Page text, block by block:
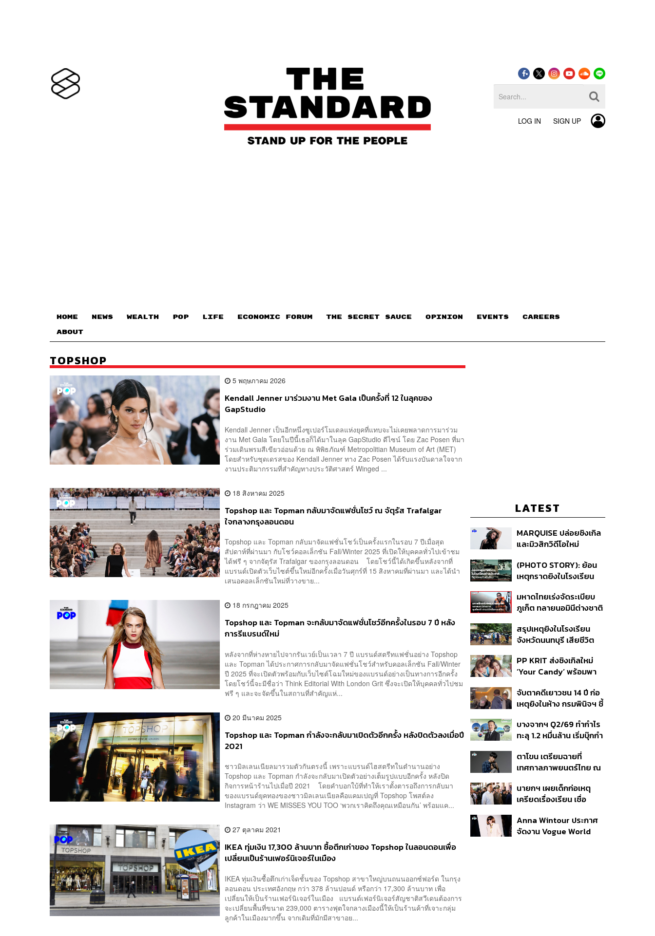
LOG IN SIGN UP
HOME NEWS WEALTH POP LIFE ECONOMIC FORUM THE SECRET SAUCE​ OPINION EVENTS CAREERS
ABOUT
TOPSHOP
5 พฤษภาคม 2026
Kendall Jenner มาร่วมงาน Met Gala เป็นครั้งที่ 12 ในลุคของ
GapStudio
Kendall Jenner เป็นอีกหนึ่งซูเปอร์โมเดลแห่งยุคที่แทบจะไม่เคยพลาดการมาร่วม
งาน Met Gala โดยในปีนี้เธอก็ได้มาในลุค GapStudio ดีไซน์ โดย Zac Posen ที่มา
ร่วมเดินพรมสีเขียวอ่อนด้วย ณ พิพิธภัณฑ์ Metropolitian Museum of Art (MET)
โดยสำหรับชุดเดรสของ Kendall Jenner ทาง Zac Posen ได้รับแรงบันดาลใจจาก
งานประติมากรรมที่สำคัญทางประวัติศาสตร์ Winged ...
18 สิงหาคม 2025
Topshop และ Topman กลับมาจัดแฟชั่นโชว์ ณ จัตุรัส Trafalgar
ใจกลางกรุงลอนดอน
Topshop และ Topman กลับมาจัดแฟชั่นโชว์เป็นครั้งแรกในรอบ 7 ปีเมื่อสุด
สัปดาห์ที่ผ่านมา กับโชว์คอลเล็กชัน Fall/Winter 2025 ที่เปิดให้บุคคลทั่วไปเข้าชม
ได้ฟรี ๆ จากจัตุรัส Trafalgar ของกรุงลอนดอน โดยโชว์นี้ได้เกิดขึ้นหลังจากที่
แบรนด์เปิดตัวเว็บไซต์ขึ้นใหม่อีกครั้งเมื่อวันศุกร์ที่ 15 สิงหาคมที่ผ่านมา และได้นำ
เสนอคอลเล็กชันใหม่ที่วางขาย...
18 กรกฎาคม 2025
Topshop และ Topman จะกลับมาจัดแฟชั่นโชว์อีกครั้งในรอบ 7 ปี หลัง
การรีแบรนด์ใหม่
หลังจากที่ห่างหายไปจากรันเวย์เป็นเวลา 7 ปี แบรนด์สตรีทแฟชั่นอย่าง Topshop
และ Topman ได้ประกาศการกลับมาจัดแฟชั่นโชว์สำหรับคอลเล็กชัน Fall/Winter
ปี 2025 ที่จะเปิดตัวพร้อมกับเว็บไซต์โฉมใหม่ของแบรนด์อย่างเป็นทางการอีกครั้ง
โดยโชว์นี้จะมีชื่อว่า Think Editorial With London Grit ซึ่งจะเปิดให้บุคคลทั่วไปชม
ฟรี ๆ และจะจัดขึ้นในสถานที่สำคัญแห่...
20 มีนาคม 2025
Topshop และ Topman กำลังจะกลับมาเปิดตัวอีกครั้ง หลังปิดตัวลงเมื่อปี
2021
ชาวมิลเลนเนียลมารวมตัวกันตรงนี้ เพราะแบรนด์ไฮสตรีทในตำนานอย่าง
Topshop และ Topman กำลังจะกลับมาเปิดตัวอย่างเต็มรูปแบบอีกครั้ง หลังปิด
กิจการหน้าร้านไปเมื่อปี 2021 โดยคำบอกใบ้ที่ทำให้เราตั้งตารอถึงการกลับมา
ของแบรนด์ยุคทองของชาวมิลเลนเนียลคือแคมเปญที่ Topshop โพสต์ลง
Instagram ว่า WE MISSES YOU TOO ‘พวกเราคิดถึงคุณเหมือนกัน’ พร้อมแค...
27 ตุลาคม 2021
IKEA ทุ่มเงิน 17,300 ล้านบาท ซื้อตึกเก่าของ Topshop ในลอนดอนเพื่อ
เปลี่ยนเป็นร้านเฟอร์นิเจอร์ในเมือง
IKEA ทุ่มเงินซื้อตึกเก่าเจ็ดชั้นของ Topshop สาขาใหญ่บนถนนออกซ์ฟอร์ด ในกรุง
ลอนดอน ประเทศอังกฤษ กว่า 378 ล้านปอนด์ หรือกว่า 17,300 ล้านบาท เพื่อ
เปลี่ยนให้เป็นร้านเฟอร์นิเจอร์ในเมือง แบรนด์เฟอร์นิเจอร์สัญชาติสวีเดนต้องการ
จะเปลี่ยนพื้นที่ขนาด 239,000 ตารางฟุตใจกลางเมืองนี้ให้เป็นร้านค้าที่เจาะกลุ่ม
ลูกค้าในเมืองมากขึ้น จากเดิมที่มักมีสาขาอย...
LATEST
MARQUISE ปล่อยซิงเกิล
และมิวสิกวิดีโอใหม่
สัมพันธ์สุด Toxic
(PHOTO STORY): ย้อน
เหตุกราดยิงในโรงเรียน
นักเรียน
มหาดไทยเร่งจัดระเบียบ
ภูเก็ต ทลายนอมินีต่างชาติ
ที่ดิน เคลียร์ใบอนุญาต
โรงแรมค้าง 7 ปี
สรุปเหตุยิงในโรงเรียน
จังหวัดนนทบุรี เสียชีวิต
ปมค้นประวัติคดีกราดยิงที่
สหรัฐฯ
PP KRIT ส่งซิงเกิลใหม่
‘Your Candy’ พร้อมพา
สิกวิดีโอ
จับตาคดีเยาวชน 14 ปี ก่อ
เหตุยิงในห้าง กรมพินิจฯ ชี้
เนื่อง ประเมินปล่อยตัว
บางจากฯ Q2/69 ทำกำไร
ทะลุ 1.2 หมื่นล้าน เริ่มบุ๊กกำ
แรก หนุนรายได้ครึ่งปีทะลุ
3.2 แสนล้าน
ตาโขน เตรียมฉายที่
เทศกาลภาพยนตร์ไทย ณ
นายกฯ เผยเด็กก่อเหตุ
เครียดเรื่องเรียน เชื่อ
กระสุนอีกกว่า 30 นัด หาก
ไม่จบชีวิตตัวเองอาจสูญ
Anna Wintour ประกาศ
จัดงาน Vogue World